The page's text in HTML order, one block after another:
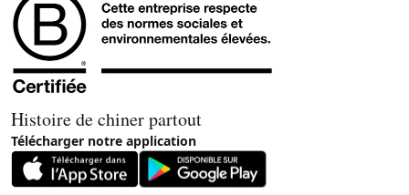
Histoire de chiner partout
Télécharger notre application